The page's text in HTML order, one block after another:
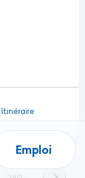
Emploi
Itinéraire